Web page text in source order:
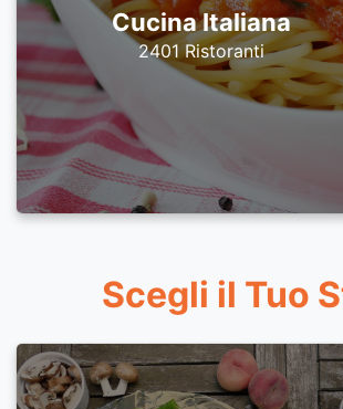
Cucina Italiana
2401 Ristoranti
Scegli il Tuo